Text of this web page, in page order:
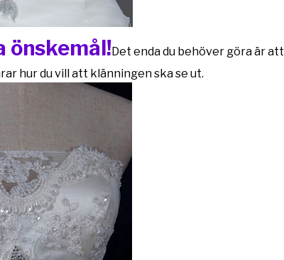
önskemål!Det enda du behöver göra är att
hur du vill att klänningen ska se ut.